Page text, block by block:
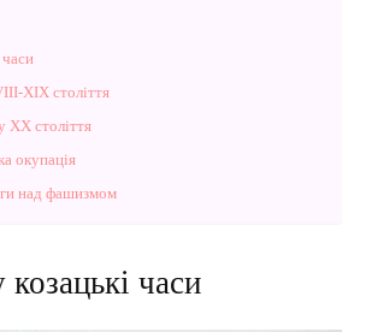
XIX століття
ХХ століття
окупація
над фашизмом
часи